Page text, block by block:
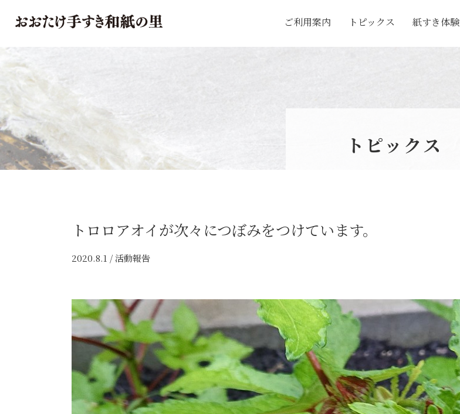
おおたけ手すき和紙の里
ご利用案内 トピックス 紙すき体験
トピックス
トロロアオイが次々につぼみをつけています。
2020.8.1 /活動報告